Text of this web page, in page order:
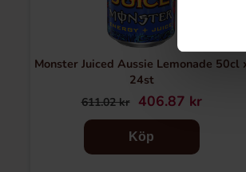
Monster Juiced Aussie Lemonade 50cl
24st
611.02 kr 406.87 kr
Köp